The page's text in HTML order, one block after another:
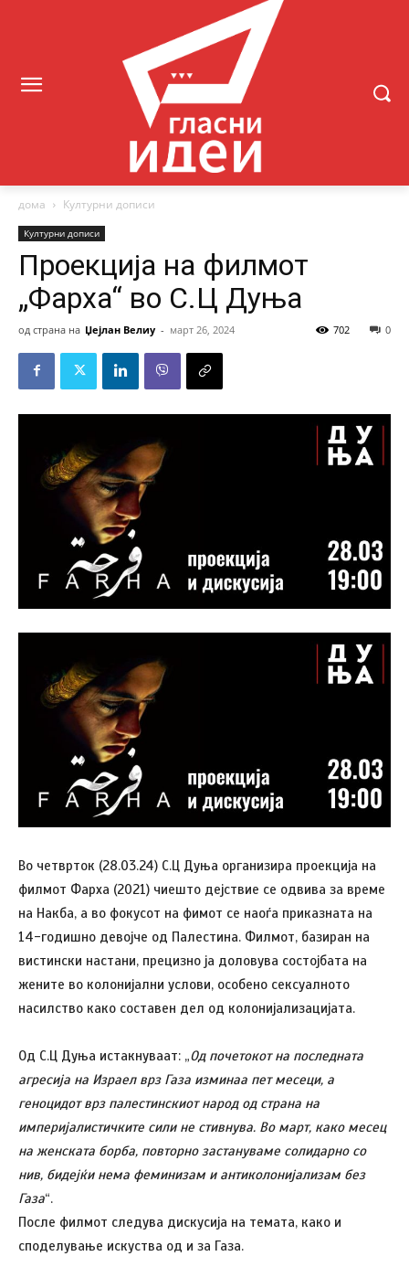
дома Културни дописи
Културни дописи
Проекција на филмот
„Фарха“ во С.Ц Дуња
од страна на Џејлан Велиу - март 26, 2024 0
702
Во четврток (28.03.24) С.Ц Дуња организира проекција на
филмот Фарха (2021) чиешто дејствие се одвива за време
на Накба, а во фокусот на фимот се наоѓа приказната на
14-годишно девојче од Палестина. Филмот, базиран на
вистински настани, прецизно ја доловува состојбата на
жените во колонијални услови, особено сексуалното
насилство како составен дел од колонијализацијата.
Од С.Ц Дуња истакнуваат: „Од почетокот на последната
агресија на Израел врз Газа изминаа пет месеци, а
геноцидот врз палестинскиот народ од страна на
империјалистичките сили не стивнува. Во март, како месец
на женската борба, повторно застануваме солидарно со
нив, бидејќи нема феминизам и антиколонијализам без
Газа“.
После филмот следува дискусија на темата, како и
споделување искуства од и за Газа.